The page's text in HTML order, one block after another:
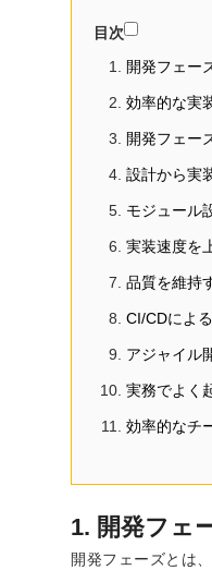
目次
開発フェー
効率的な実
開発フェー
設計から実
モジュール
実装速度を
品質を維持
CI/CDによ
アジャイル
実務でよく
効率的なチ
1. 開発フェ
開発フェーズとは